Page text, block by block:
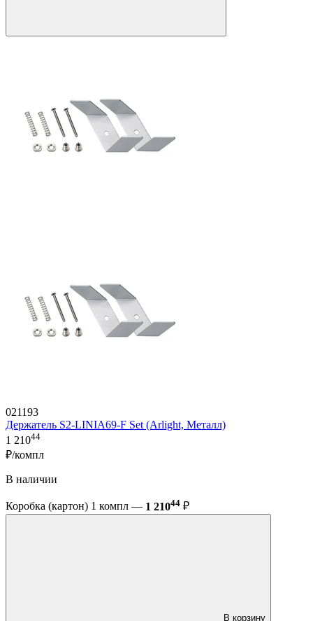
021193
Держатель S2-LINIA69-F Set (Arlight, Металл)
1 21044
₽/компл
В наличии
Коробка (картон) 1 компл — 1 21044 ₽
В корзину